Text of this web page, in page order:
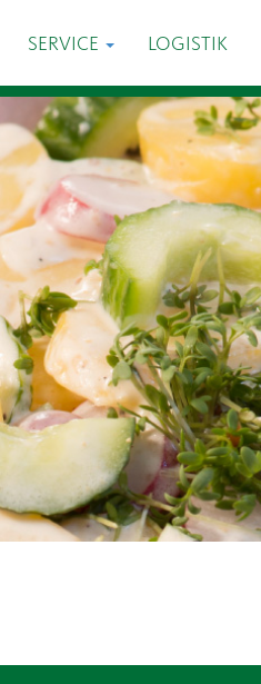
SERVICE LOGISTIK